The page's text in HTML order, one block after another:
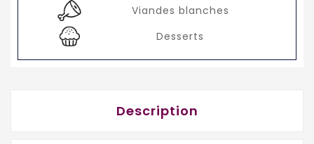
Viandes blanches
Desserts
Description